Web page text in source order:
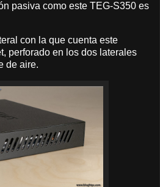
pasiva como este TEG-S350 es
con la que cuenta este
perforado en los dos laterales
de aire.